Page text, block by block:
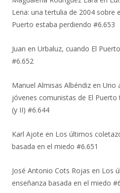
Lena: una tertulia de 2004 sobre
Puerto estaba perdiendo #6.653
Juan en Urbaluz, cuando El
#6.652
Manuel Almisas Albéndiz en Uno
jóvenes comunistas de El
(y II) #6.644
Karl Ajote en Los últimos
basada en el miedo #6.651
José Antonio Cots Rojas en Los
enseñanza basada en el miedo